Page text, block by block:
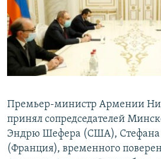
English
Русский
Все сайты Радио Азатутюн
Премьер-министр Армении
принял сопредседателей
Эндрю Шефера (США), Стефана
(Франция), временного